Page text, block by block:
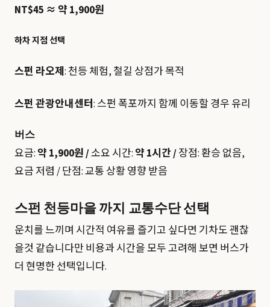
NT$45 ≈ 약 1,900원
하차 지점 선택
스펀 라오제: 천등 체험, 철길 상점가 목적
스펀 관광안내센터: 스펀 폭포까지 함께 이동할 경우 유리
버스
요금:약 1,900원 /소요 시간:약 1시간 /장점: 환승 없음,
요금 저렴 / 단점: 교통 상황 영향 받음
스펀 천등마을 까지 교통수단 선택
운치를 느끼며 시간적 여유를 즐기고 싶다면 기차도 괜찮
을것 같습니다만 비용과 시간을 모두 고려해 보면 버스가
더 현명한 선택입니다.